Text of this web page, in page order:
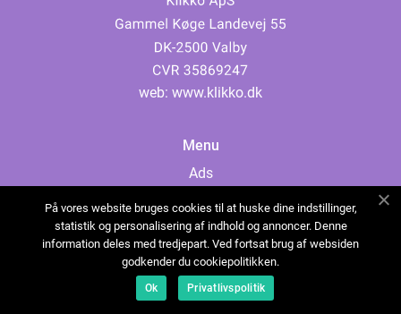
web: www.klikko.dk
Menu
Ads
Cookies
Contact
Sitemap
På vores website bruges cookies til at huske dine indstillinger,
statistik og personalisering af indhold og annoncer. Denne
information deles med tredjepart. Ved fortsat brug af websiden
godkender du cookiepolitikken.
Ok Privatlivspolitik